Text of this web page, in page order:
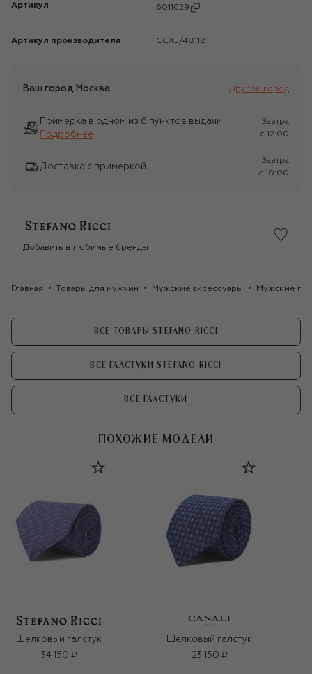
Артикул 6011629
Артикул производителя CCXL/48118
Ваш город Москва Другой город
Примерка в одном из 6 пунктов выдачи
Подробнее
Завтра
c 12:00
Доставка с примеркой
Завтра
c 10:00
Добавить в любимые бренды
Главная Товары для мужчин Мужские аксессуары Мужские
ВСЕ ТОВАРЫ STEFANO RICCI
ВСЕ ГАЛСТУКИ STEFANO RICCI
ВСЕ ГАЛСТУКИ
ПОХОЖИЕ МОДЕЛИ
Шелковый галстук
34 150 ₽
Шелковый галстук
23 150 ₽